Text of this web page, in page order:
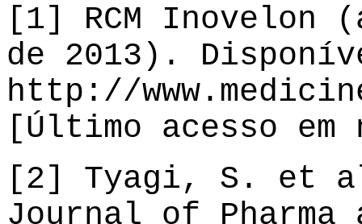
[1] RCM Inovelon
de 2013).
http://
[Último acesso em
[2] Tyagi, S. et
Journal of Pharma